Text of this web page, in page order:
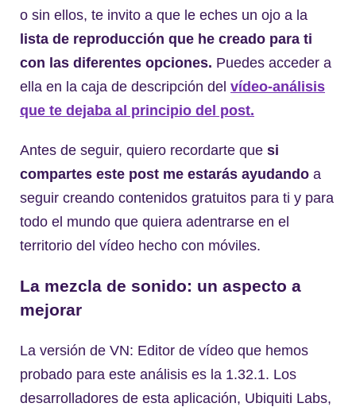
o sin ellos, te invito a que le eches un ojo a la
lista de reproducción que he creado para ti
con las diferentes opciones. Puedes acceder a
ella en la caja de descripción del vídeo-análisis
que te dejaba al principio del post.
Antes de seguir, quiero recordarte que si
compartes este post me estarás ayudando a
seguir creando contenidos gratuitos para ti y para
todo el mundo que quiera adentrarse en el
territorio del vídeo hecho con móviles.
La mezcla de sonido: un aspecto a
mejorar
La versión de VN: Editor de vídeo que hemos
probado para este análisis es la 1.32.1. Los
desarrolladores de esta aplicación, Ubiquiti Labs,